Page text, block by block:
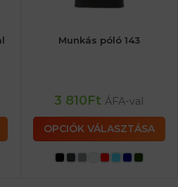
Munkás póló 143
3 810Ft ÁFA-val
OPCIÓK VÁLASZTÁSA